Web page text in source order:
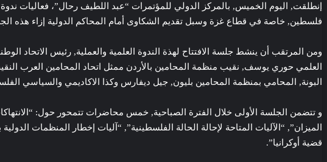
إنطلقت, اليوم الخميس, بالمركز الدولي للمؤتمرات “عبد اللطيف رحال”، فعاليات ندوة
فلسطين, خاصة في قطاع غزة وسبل تقديم الشكاوى أمام المحاكم الدولية إزاء هذه
ومن المرتقب أن ينشط جلسة الافتتاح لهذة الندوة العلمية والعملية, رئيس الاتحاد
العلمي حوري يوسف, نقيب منظمة المحامين بالأردن ممثل اتحاد المحامين العرب
البونة, المحامي بمنظمة المحامين بليون, جيل ديفارس وكذا الاكاديمي والسياسي
و تتضمن الجلسة الأولى خلال الفترة الصباحية, خمس محاضرات تتمحور حول:
الميزان”, “الآليات المتاحة لإحالة الحالة الفلسطينية”, “آليات إخطار المنظمات
قضية أوكرانيا”.